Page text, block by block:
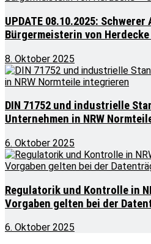
UPDATE 08.10.2025:
Bürgermeisterin von
8. Oktober 2025
DIN 71752 und industrielle
Unternehmen in NRW
6. Oktober 2025
Regulatorik und Kontrolle in
Vorgaben gelten bei der
6. Oktober 2025